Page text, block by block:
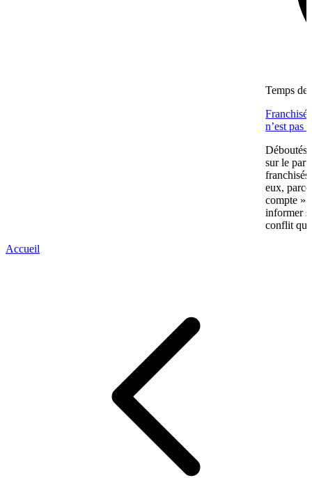
Temps de
n’est pas
Déboutés
sur le
eux,
compte »
informer
conflit qui
Accueil